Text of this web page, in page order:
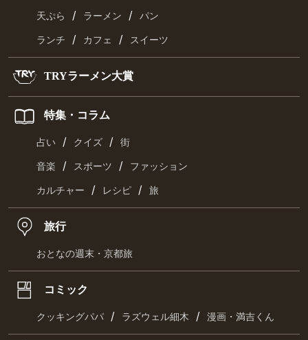
天ぷら / ラーメン / パン
ランチ / カフェ / スイーツ
TRYラーメン大賞
特集・コラム
占い / クイズ / 街
音楽 / スポーツ / ファッション
カルチャー / レシピ / 旅
旅行
おとなの週末・京都旅
コミック
クッキングパパ / ラズウェル細木 / 漫画・満吉くん